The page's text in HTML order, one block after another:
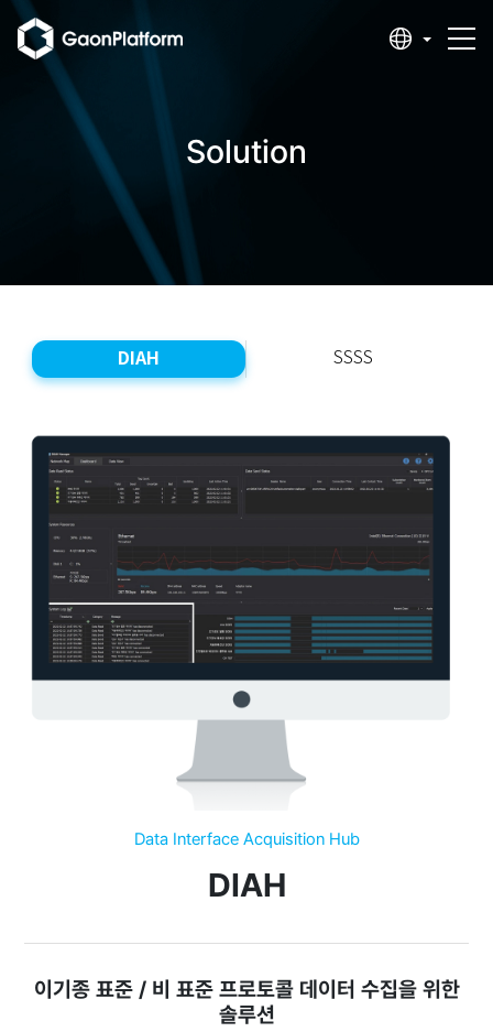
Solution
DIAH SSSS
Data Interface Acquisition Hub
DIAH
이기종 표준 / 비 표준 프로토콜 데이터 수집을 위한
솔루션